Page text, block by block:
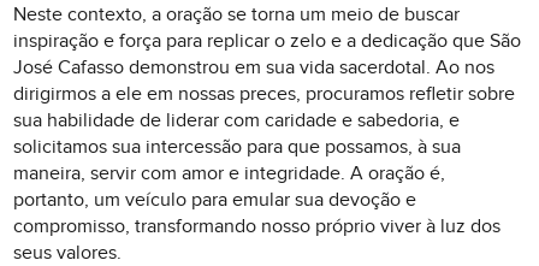
Neste contexto, a oração se torna um meio de buscar
inspiração e força para replicar o zelo e a dedicação que São
José Cafasso demonstrou em sua vida sacerdotal. Ao nos
dirigirmos a ele em nossas preces, procuramos refletir sobre
sua habilidade de liderar com caridade e sabedoria, e
solicitamos sua intercessão para que possamos, à sua
maneira, servir com amor e integridade. A oração é,
portanto, um veículo para emular sua devoção e
compromisso, transformando nosso próprio viver à luz dos
seus valores.